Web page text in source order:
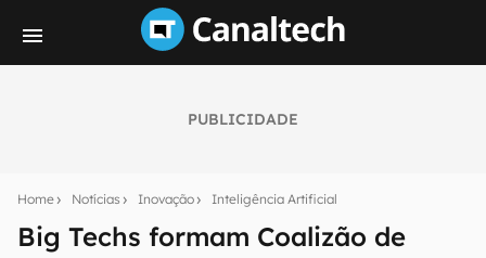
PUBLICIDADE
Home Notícias Inovação Inteligência Artificial
Big Techs formam Coalizão de
notícias e reviews sobre tecnologia em primeira
mão.